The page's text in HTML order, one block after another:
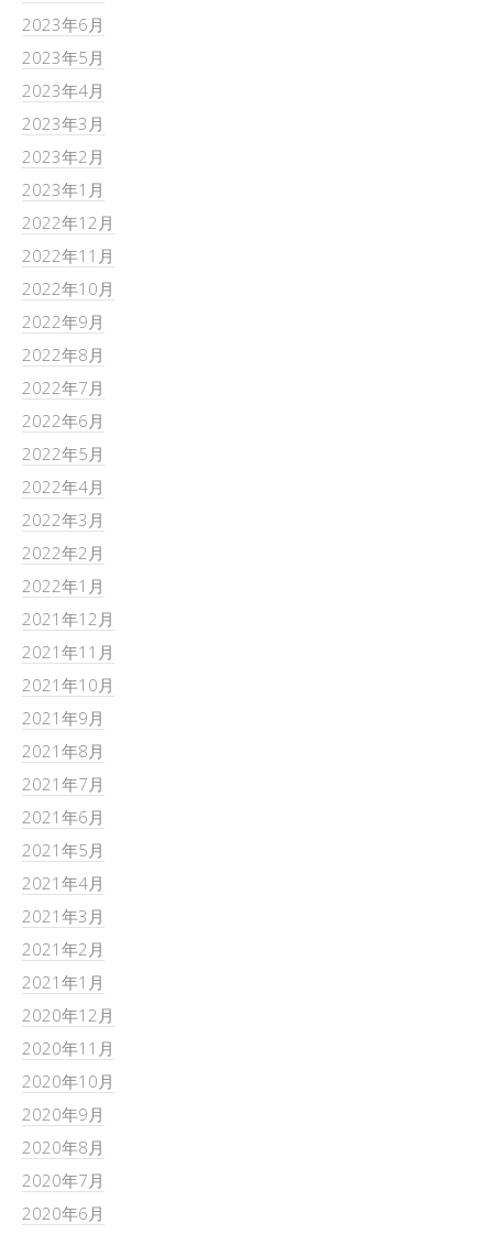
2023年6月
2023年5月
2023年4月
2023年3月
2023年2月
2023年1月
2022年12月
2022年11月
2022年10月
2022年9月
2022年8月
2022年7月
2022年6月
2022年5月
2022年4月
2022年3月
2022年2月
2022年1月
2021年12月
2021年11月
2021年10月
2021年9月
2021年8月
2021年7月
2021年6月
2021年5月
2021年4月
2021年3月
2021年2月
2021年1月
2020年12月
2020年11月
2020年10月
2020年9月
2020年8月
2020年7月
2020年6月